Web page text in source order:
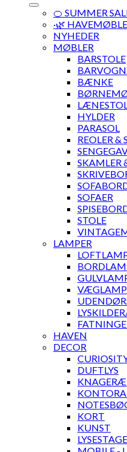
🍊 SUMMER
·🌿
NYHEDER
MØBLER
BARSTOLE
BÆNKE
HYLDER
PARASOL
REOLER &
SKAMLER
SOFAER
STOLE
LAMPER
HAVEN
DECOR
DUFTLYS
KORT
KUNST